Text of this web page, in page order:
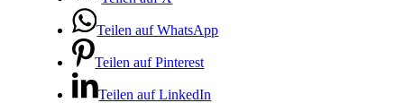
Teilen auf WhatsApp
Teilen auf Pinterest
Teilen auf LinkedIn